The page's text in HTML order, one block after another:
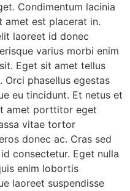
Condimentum lacinia
amet est placerat in.
laoreet id donec
varius morbi enim
Eget sit amet tellus
phasellus egestas
eu tincidunt. Et netus et
amet porttitor eget
vitae tortor
donec ac. Cras sed
consectetur. Eget nulla
enim lobortis
laoreet suspendisse